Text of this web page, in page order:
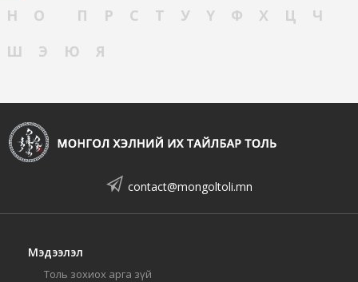
Н
О П Р С Т У Ү Ф Х Ц
Ч
Ш
Э Ю Я
contact@mongoltoli.mn
Мэдээлэл
Толь зохиох арга зүй